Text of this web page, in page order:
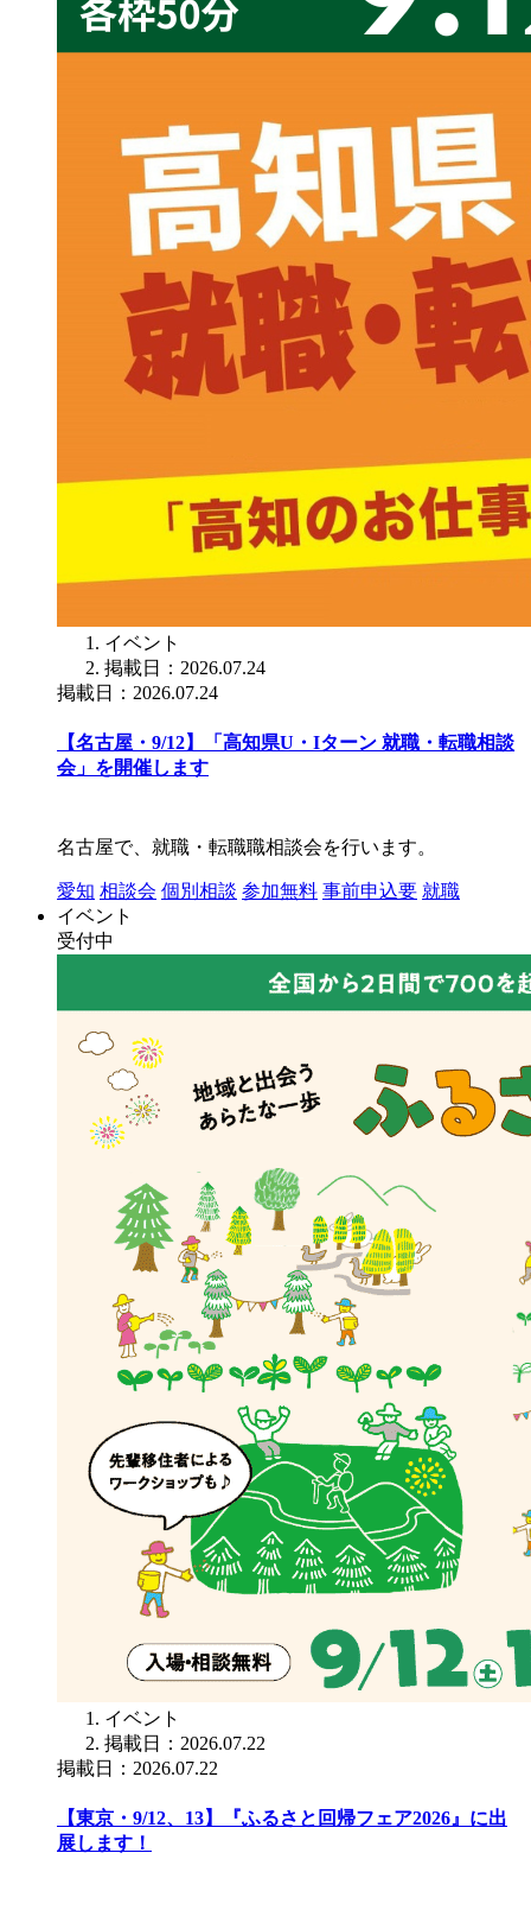
イベント
掲載日：2026.07.24
掲載日：2026.07.24
【名古屋・9/12】「高知県U・Iターン 就職・転職相談
会」を開催します
名古屋で、就職・転職職相談会を行います。
愛知 相談会 個別相談 参加無料 事前申込要 就職
イベント
受付中
イベント
掲載日：2026.07.22
掲載日：2026.07.22
【東京・9/12、13】『ふるさと回帰フェア2026』に出
展します！